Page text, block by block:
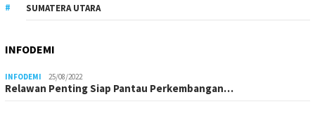
SUMATERA UTARA
INFODEMI
INFODEMI 25/08/2022
Relawan Penting Siap Pantau Perkembangan…